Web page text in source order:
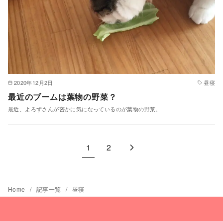
2020年12月2日 昼寝
最近のブームは葉物の野菜？
最近、よろずさんが密かに気になっているのが葉物の野菜。
1 2
Home 記事一覧 昼寝